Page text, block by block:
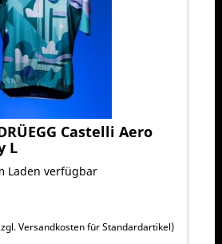
Castelli Aero
L
Laden verfügbar
Versandkosten für Standardartikel)